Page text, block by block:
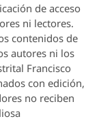
de acceso
ni lectores.
contenidos de
autores ni los
Francisco
con edición,
no reciben